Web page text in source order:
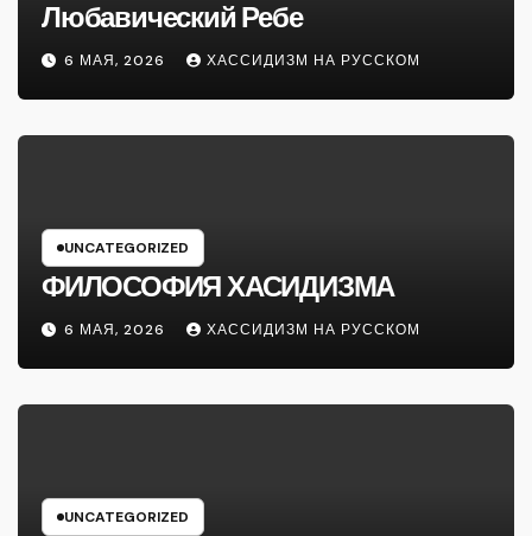
Любавический Ребе
6 МАЯ, 2026 ХАССИДИЗМ НА РУССКОМ
UNCATEGORIZED
ФИЛОСОФИЯ ХАСИДИЗМА
6 МАЯ, 2026 ХАССИДИЗМ НА РУССКОМ
UNCATEGORIZED